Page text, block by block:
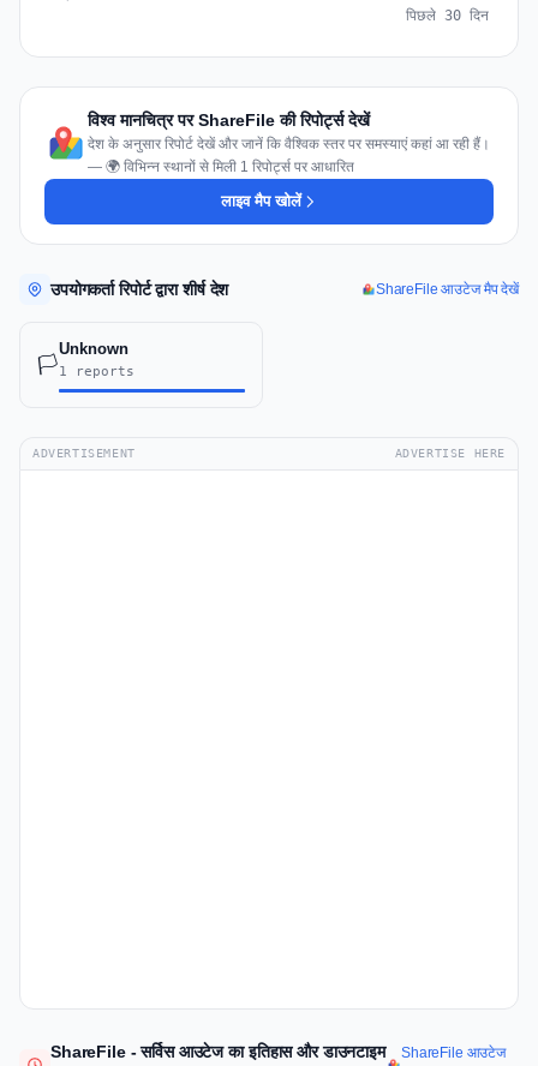
पिछले 30 दिन
विश्व मानचित्र पर ShareFile की रिपोर्ट्स देखें
देश के अनुसार रिपोर्ट देखें और जानें कि वैश्विक स्तर पर समस्याएं कहां आ रही हैं।
— 🌍 विभिन्न स्थानों से मिली 1 रिपोर्ट्स पर आधारित
लाइव मैप खोलें
उपयोगकर्ता रिपोर्ट द्वारा शीर्ष देश ShareFile आउटेज मैप देखें
🏳️
Unknown
1 reports
ADVERTISEMENT ADVERTISE HERE
ShareFile - सर्विस आउटेज का इतिहास और डाउनटाइम
ShareFile आउटेज